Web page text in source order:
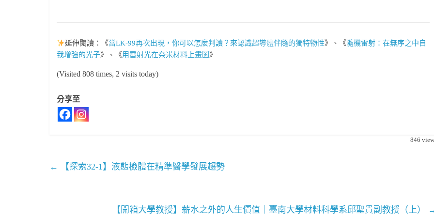
延伸閱讀：《當LK-99再次出現，你可以怎麼判讀？來認識超導體伴隨的獨特物性》、《隨機雷射：在無序之中自
我增強的光子》、《用雷射光在奈米材料上畫圖 》
(Visited 808 times, 2 visits today)
分享至
846
← 【探索32-1】液態檢體在精準醫學發展趨勢
【開箱大學教授】薪水之外的人生價值｜臺南大學材料科學系邱聖貴副教授（上）